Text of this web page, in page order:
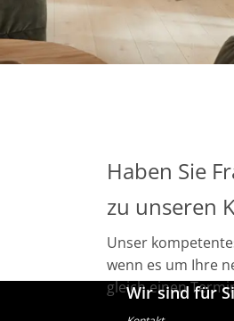
Haben Sie
zu unseren
Unser
wenn es um Ihre
gleich einen
Wir sind für